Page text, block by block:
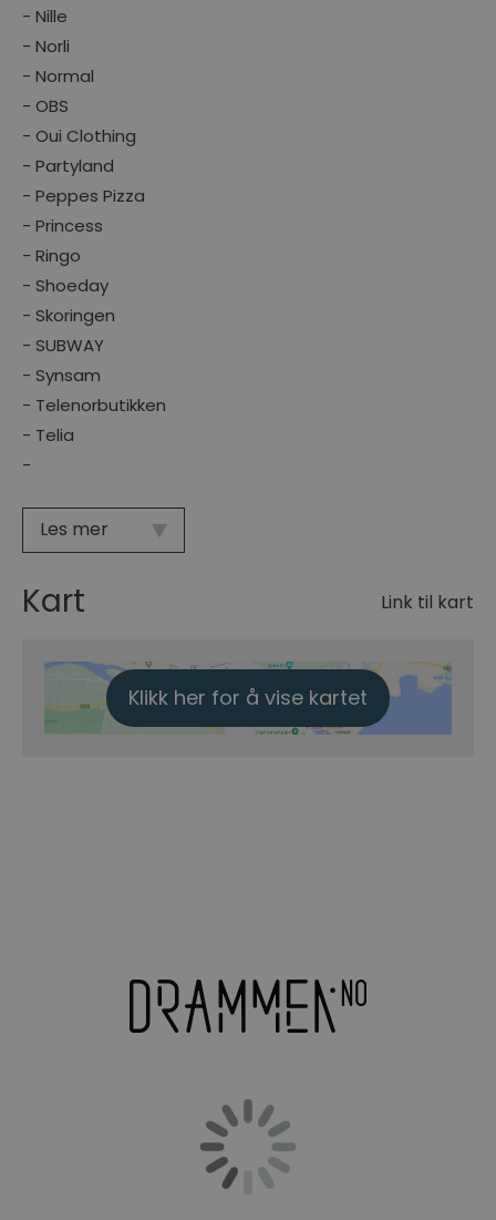
- Nille
- Norli
- Normal
- OBS
- Oui Clothing
- Partyland
- Peppes Pizza
- Princess
- Ringo
- Shoeday
- Skoringen
- SUBWAY
- Synsam
- Telenorbutikken
- Telia
-
Les mer
Kart Link til kart
Klikk her for å vise kartet